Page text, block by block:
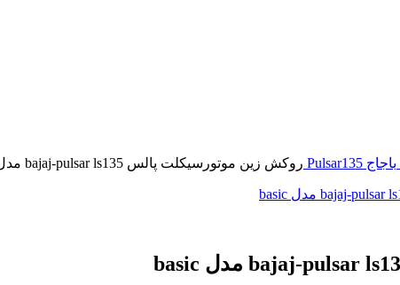
باجاج Pulsar135 روکش زین موتورسیکلت پالس bajaj-pulsar ls135 مدل basic